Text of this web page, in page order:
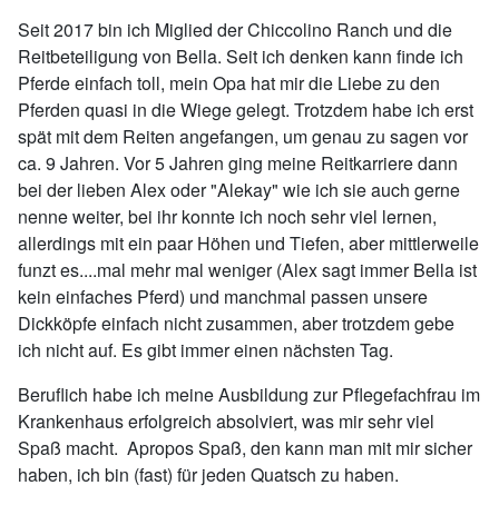
Seit 2017 bin ich Miglied der Chiccolino Ranch und die
Reitbeteiligung von Bella. Seit ich denken kann finde ich
Pferde einfach toll, mein Opa hat mir die Liebe zu den
Pferden quasi in die Wiege gelegt. Trotzdem habe ich erst
spät mit dem Reiten angefangen, um genau zu sagen vor
ca. 9 Jahren. Vor 5 Jahren ging meine Reitkarriere dann
bei der lieben Alex oder "Alekay" wie ich sie auch gerne
nenne weiter, bei ihr konnte ich noch sehr viel lernen,
allerdings mit ein paar Höhen und Tiefen, aber mittlerweile
funzt es....mal mehr mal weniger (Alex sagt immer Bella ist
kein einfaches Pferd) und manchmal passen unsere
Dickköpfe einfach nicht zusammen, aber trotzdem gebe
ich nicht auf. Es gibt immer einen nächsten Tag.
Beruflich habe ich meine Ausbildung zur Pflegefachfrau im
Krankenhaus erfolgreich absolviert, was mir sehr viel
Spaß macht. Apropos Spaß, den kann man mit mir sicher
haben, ich bin (fast) für jeden Quatsch zu haben.